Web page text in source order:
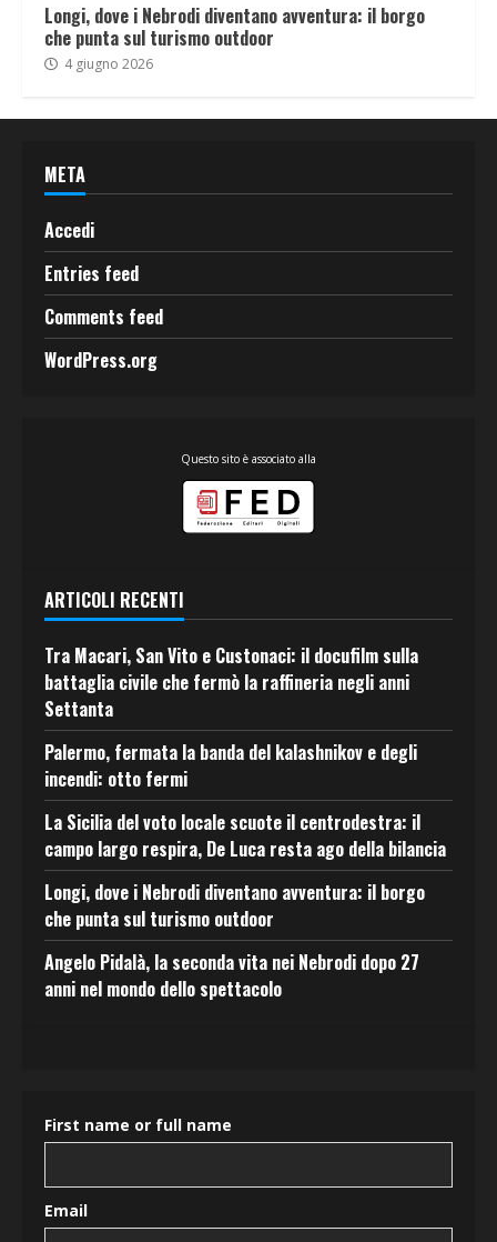
Longi, dove i Nebrodi diventano avventura: il borgo
che punta sul turismo outdoor
4 giugno 2026
META
Accedi
Entries feed
Comments feed
WordPress.org
Questo sito è associato alla
ARTICOLI RECENTI
Tra Macari, San Vito e Custonaci: il docufilm sulla
battaglia civile che fermò la raffineria negli anni
Settanta
Palermo, fermata la banda del kalashnikov e degli
incendi: otto fermi
La Sicilia del voto locale scuote il centrodestra: il
campo largo respira, De Luca resta ago della bilancia
Longi, dove i Nebrodi diventano avventura: il borgo
che punta sul turismo outdoor
Angelo Pidalà, la seconda vita nei Nebrodi dopo 27
anni nel mondo dello spettacolo
First name or full name
Email